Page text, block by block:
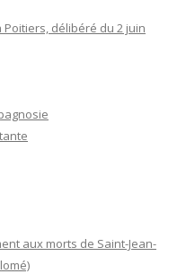
délibéré du 2 juin
aux morts de Saint-Jean-